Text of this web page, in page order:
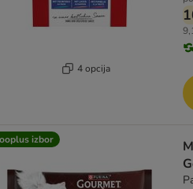
4 opcija
izbor